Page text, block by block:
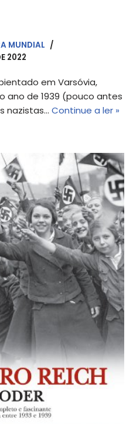
MUNDIAL
2022
em Varsóvia,
ano de 1939 (pouco antes
nazistas… Continue a ler »